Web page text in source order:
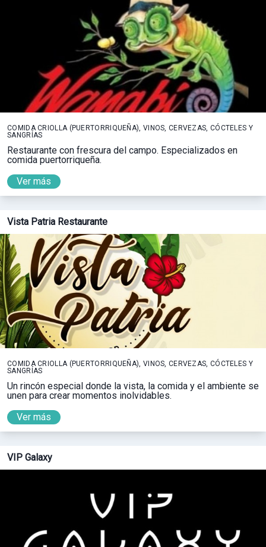
COMIDA CRIOLLA (PUERTORRIQUEÑA), VINOS, CERVEZAS, CÓCTELES Y
SANGRÍAS
Restaurante con frescura del campo. Especializados en
comida puertorriqueña.
Ver más
Vista Patria Restaurante
COMIDA CRIOLLA (PUERTORRIQUEÑA), VINOS, CERVEZAS, CÓCTELES Y
SANGRÍAS
Un rincón especial donde la vista, la comida y el ambiente se
unen para crear momentos inolvidables.
Ver más
VIP Galaxy